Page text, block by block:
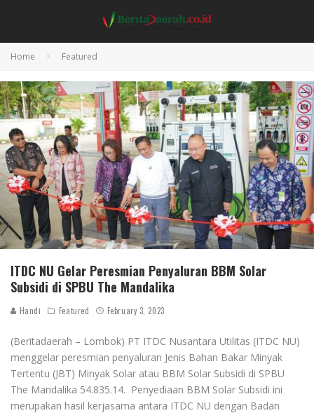
Home Featured
ITDC NU Gelar Peresmian Penyaluran BBM Solar
Subsidi di SPBU The Mandalika
Handi Featured February 3, 2023
(Beritadaerah – Lombok) PT ITDC Nusantara Utilitas (ITDC NU)
menggelar peresmian penyaluran Jenis Bahan Bakar Minyak
Tertentu (JBT) Minyak Solar atau BBM Solar Subsidi di SPBU
The Mandalika 54.835.14. Penyediaan BBM Solar Subsidi ini
merupakan hasil kerjasama antara ITDC NU dengan Badan